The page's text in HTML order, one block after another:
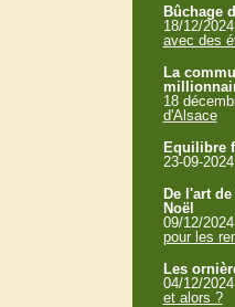
Bûchage
18/12/2024
avec des
La
18
d'Alsace
Equilibre
23-09-2024
De l'art
Noël
09/12/2024
pour les
Les
04/12/2024
et alors ?